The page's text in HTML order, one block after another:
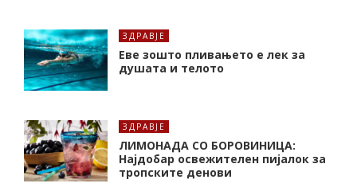
ЗДРАВЈЕ
Еве зошто пливањето е лек за
душата и телото
ЗДРАВЈЕ
ЛИМОНАДА СО БОРОВИНИЦА:
Најдобар освежителен пијалок за
тропските денови